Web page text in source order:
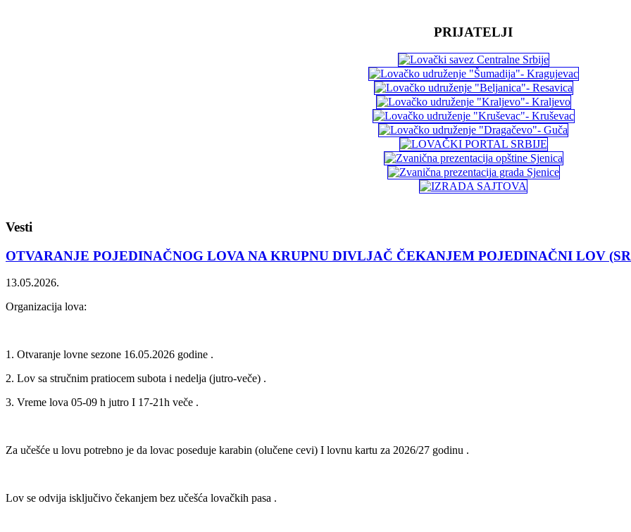
PRIJATELJI
Vesti
OTVARANJE POJEDINAČNOG LOVA NA KRUPNU DIVLJAČ ČEKANJEM POJEDINAČNI LOV
13.05.2026.
Organizacija lova:
1. Otvaranje lovne sezone 16.05.2026 godine .
2. Lov sa stručnim pratiocem subota i nedelja (jutro-veče) .
3. Vreme lova 05-09 h jutro I 17-21h veče .
Za učešće u lovu potrebno je da lovac poseduje karabin (olučene cevi) I lovnu kartu za 2026/27 godinu .
Lov se odvija isključivo čekanjem bez učešća lovačkih pasa .